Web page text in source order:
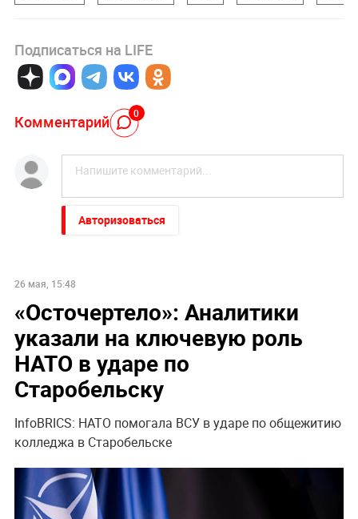
Подписаться на LIFE
Комментарий 0
Авторизоваться
26 мая, 15:48
«Осточертело»: Аналитики
указали на ключевую роль
НАТО в ударе по
Старобельску
InfoBRICS: НАТО помогала ВСУ в ударе по общежитию
колледжа в Старобельске